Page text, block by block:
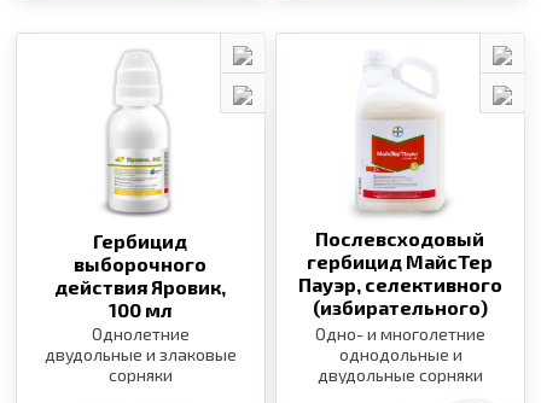
Гербицид
выборочного
действия Яровик,
100 мл
Однолетние
двудольные и злаковые
сорняки
Послевсходовый
гербицид МайсТер
Пауэр, селективного
(избирательного)
действия,5 л
Одно- и многолетние
однодольные и
двудольные сорняки